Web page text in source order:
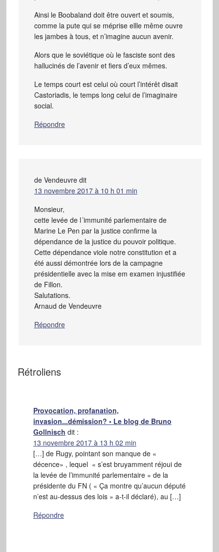
Ainsi le Boobaland doit être ouvert et soumis,
comme la pute qui se méprise ellle même ouvre
les jambes à tous, et n’imagine aucun avenir.
Alors que le soviétique où le fasciste sont des
hallucinés de l’avenir et fiers d’eux mêmes.
Le temps court est celui où court l’intérêt disait
Castoriadis, le temps long celui de l’imaginaire
social.
Répondre
de Vendeuvre dit
13 novembre 2017 à 10 h 01 min
Monsieur,
cette levée de l´immunité parlementaire de
Marine Le Pen par la justice confirme la
dépendance de la justice du pouvoir politique.
Cette dépendance viole notre constitution et a
été aussi démontrée lors de la campagne
présidentielle avec la mise em examen injustifiée
de Fillon.
Salutations.
Arnaud de Vendeuvre
Répondre
Rétroliens
Provocation, profanation,
invasion...démission? • Le blog de Bruno
Gollnisch dit :
13 novembre 2017 à 13 h 02 min
[…] de Rugy, pointant son manque de «
décence» , lequel « s’est bruyamment réjoui de
la levée de l’immunité parlementaire » de la
présidente du FN ( « Ça montre qu’aucun député
n’est au-dessus des lois » a-t-il déclaré), au […]
Répondre